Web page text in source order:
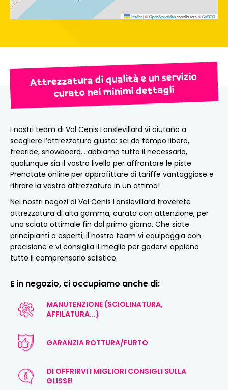
Leaflet|©OpenStreetMapcontributors ©CARTO
Attrezzatura di qualità e un servizio
curato nei minimi dettagli
I nostri team di Val Cenis Lanslevillard vi aiutano a
scegliere l’attrezzatura giusta: sci da tempo libero,
freeride, snowboard… abbiamo tutto il necessario,
qualunque sia il vostro livello per affrontare le piste.
Prenotate online per approfittare di tariffe vantaggiose e
ritirare la vostra attrezzatura in un attimo!
Nei nostri negozi di Val Cenis Lanslevillard troverete
attrezzatura di alta gamma, curata con attenzione, per
una sciata ottimale fin dal primo giorno. Che siate
principianti o esperti, il nostro team vi equipaggia con
precisione e vi consiglia il meglio per godervi appieno
tutto il comprensorio sciistico.
E in negozio, ci occupiamo anche di:
MANUTENZIONE (SCIOLINATURA,
AFFILATURA...)
GARANZIA ROTTURA/FURTO
DI OFFRIRVI I MIGLIORI CONSIGLI SULLA
GLISSE!